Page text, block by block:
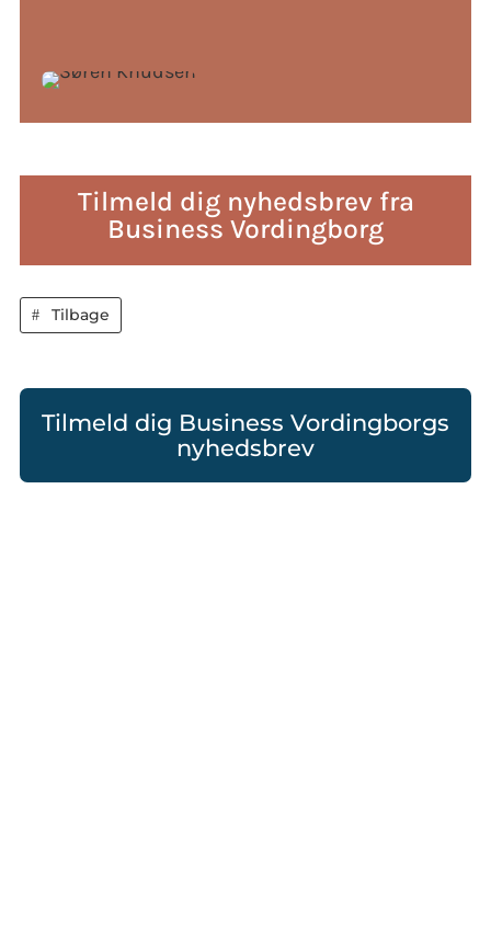
Tilmeld dig nyhedsbrev fra
Business Vordingborg
Tilbage
Tilmeld dig Business Vordingborgs
nyhedsbrev